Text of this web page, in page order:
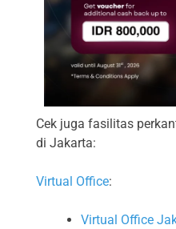
Cek juga fasilitas
di Jakarta:
Virtual Office:
Virtual Office